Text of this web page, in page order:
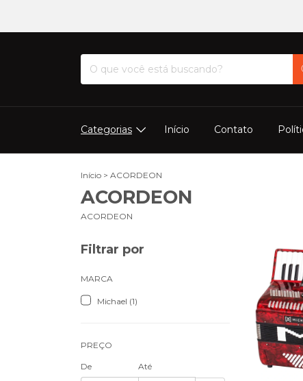
Categorias Início Contato
Início > ACORDEON
ACORDEON
ACORDEON
Filtrar por
MARCA
Michael (1)
PREÇO
De Até